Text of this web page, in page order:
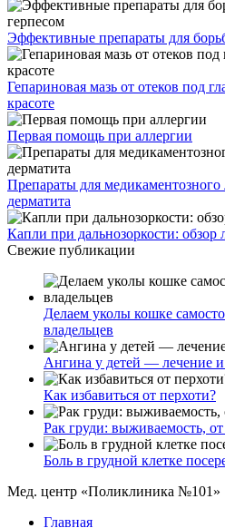
Эффективные препараты для
Гепариновая мазь от отеков под
красоте
Первая помощь при аллергии
Препараты для медикаментозного
дерматита
Капли при дальнозоркости: обзор
Свежие публикации
Делаем уколы кошке
владельцев
Ангина у детей — лечение
Как избавиться от перхоти?
Рак груди: выживаемость, от
Боль в грудной клетке
Мед. центр «Поликлиника №101»
Главная